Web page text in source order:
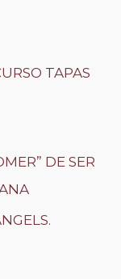
TAPAS
DE SER